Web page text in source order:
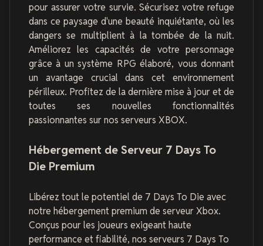
pour assurer votre survie. Sécurisez votre refuge
dans ce paysage d'une beauté inquiétante, où les
dangers se multiplient à la tombée de la nuit.
Améliorez les capacités de votre personnage
grâce à un système RPG élaboré, vous donnant
un avantage crucial dans cet environnement
périlleux. Profitez de la dernière mise à jour et de
toutes ses nouvelles fonctionnalités
passionnantes sur nos serveurs XBOX.
Hébergement de Serveur 7 Days To
Die Premium
Libérez tout le potentiel de 7 Days To Die avec
notre hébergement premium de serveur Xbox.
Conçus pour les joueurs exigeant haute
performance et fiabilité, nos serveurs 7 Days To